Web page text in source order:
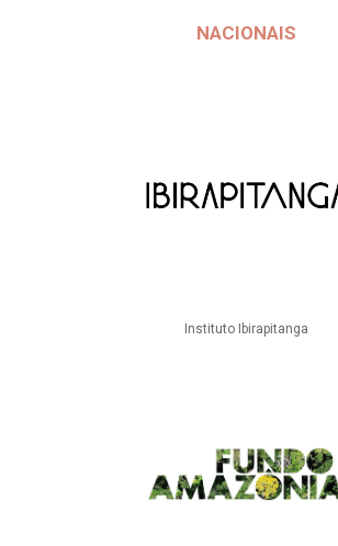
NACIONAIS
Instituto Ibirapitanga